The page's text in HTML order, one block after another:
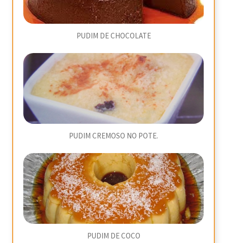
PUDIM DE CHOCOLATE
PUDIM CREMOSO NO POTE.
PUDIM DE COCO